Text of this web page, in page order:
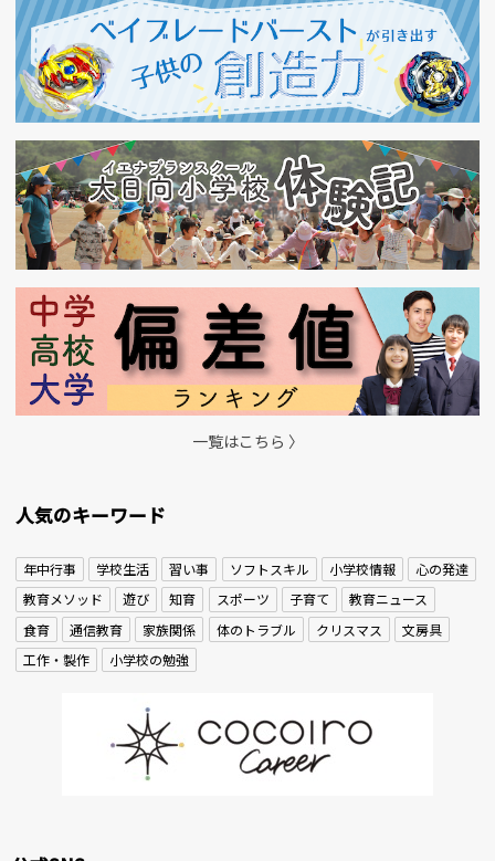
一覧はこちら 〉
人気のキーワード
年中行事 学校生活 習い事 ソフトスキル 小学校情報
心の発達
教育メソッド
遊び 知育 スポーツ 子育て
教育ニュース
食育
通信教育 家族関係 体のトラブル クリスマス
文房具
工作・製作
小学校の勉強